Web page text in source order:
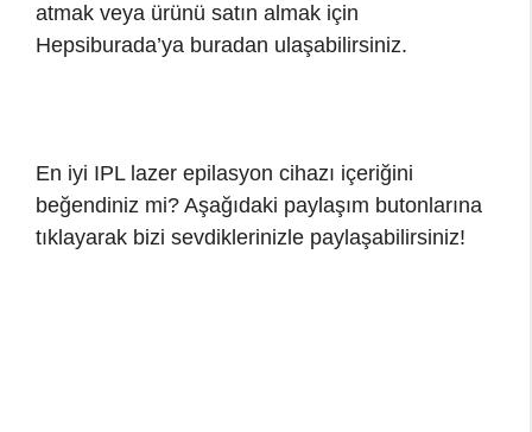
atmak veya ürünü satın almak için
Hepsiburada’ya buradan ulaşabilirsiniz.
En iyi IPL lazer epilasyon cihazı içeriğini
beğendiniz mi? Aşağıdaki paylaşım butonlarına
tıklayarak bizi sevdiklerinizle paylaşabilirsiniz!